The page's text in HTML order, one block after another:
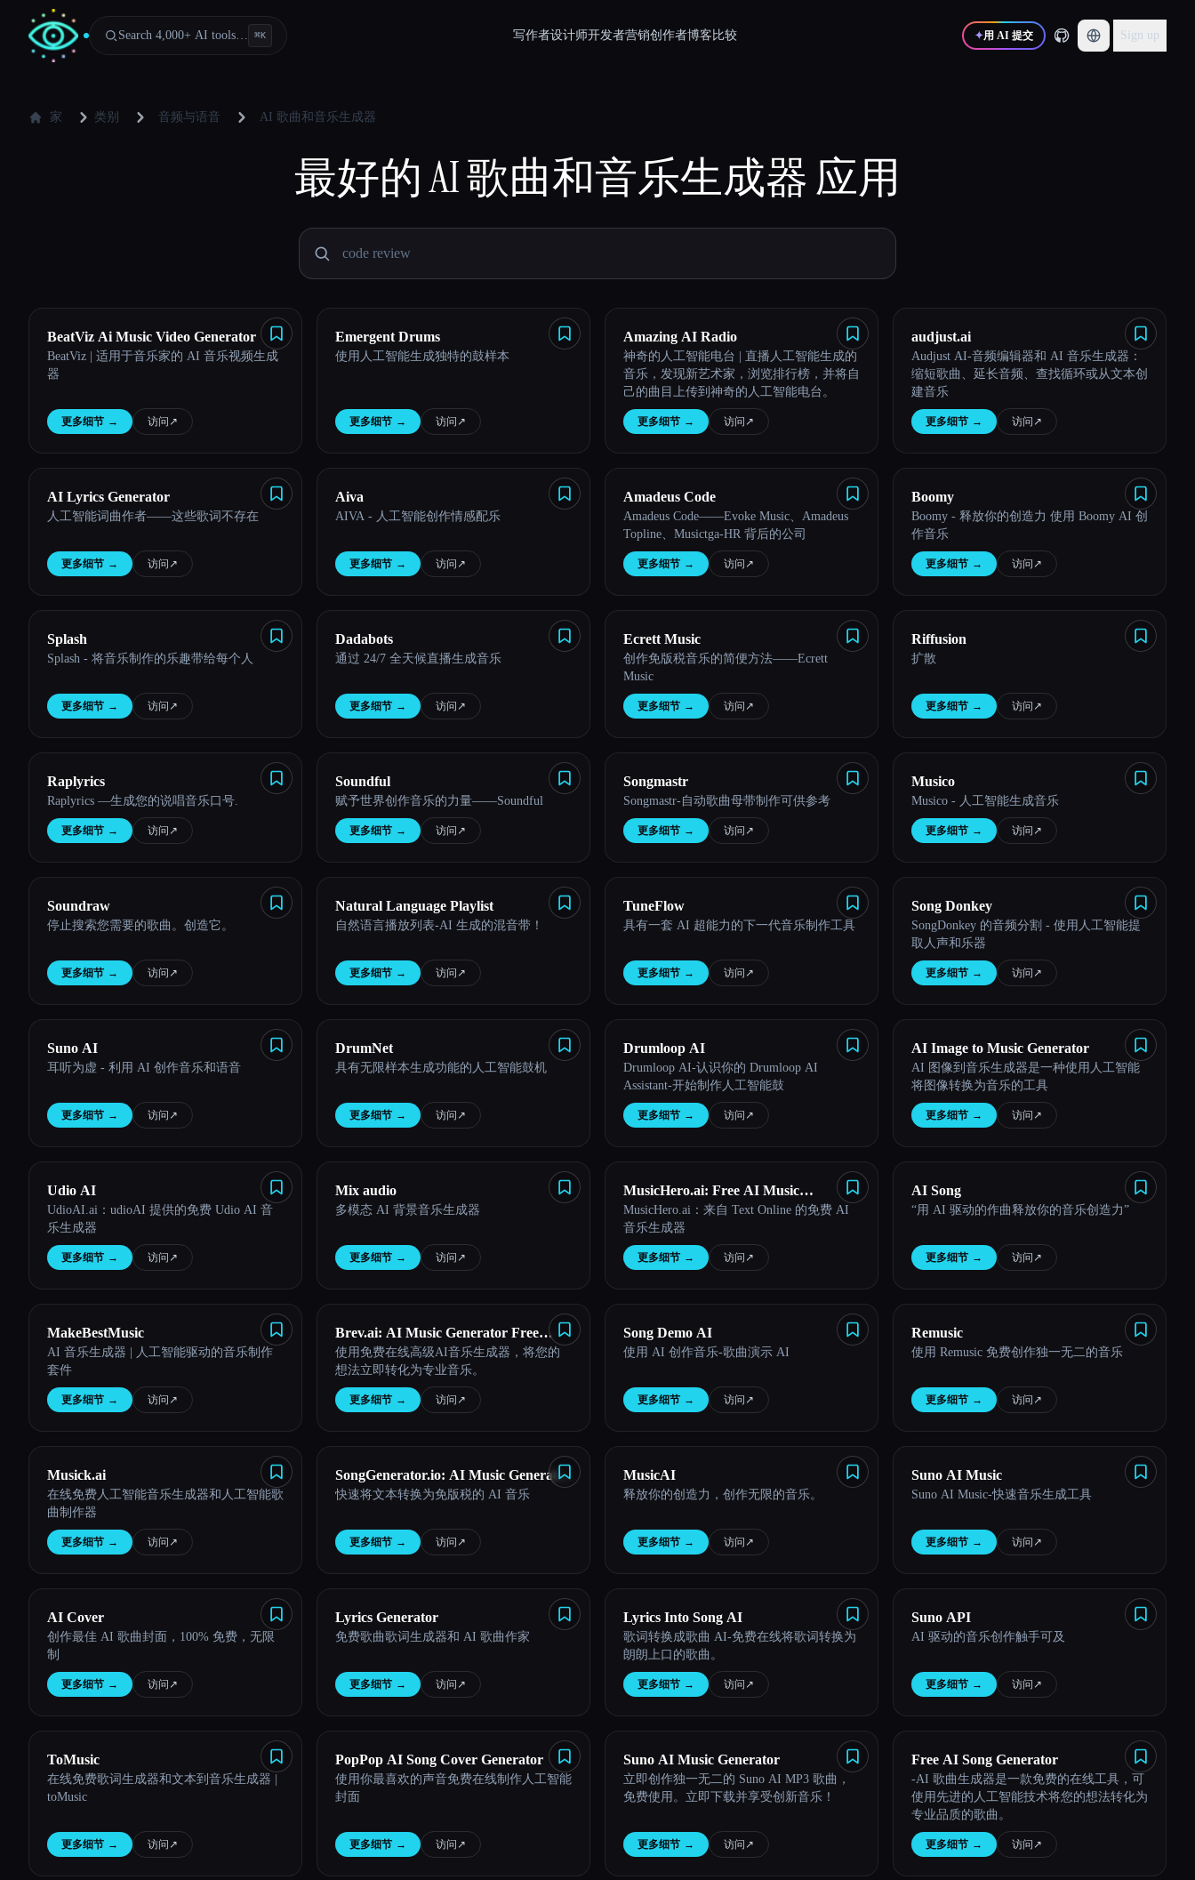
Search 4,000+ AI tools… ⌘K 写作者设计师开发者营销创作者博客 比较 ✦用 AI 提交 Sign up
家 类别 音频与语音 AI 歌曲和音乐生成器
最好的AI 歌曲和音乐生成器应用
BeatViz Ai Music Video Generator
BeatViz | 适用于音乐家的 AI 音乐视频生成
器
更多细节 → 访问 ↗︎
Emergent Drums
使用人工智能生成独特的鼓样本
更多细节 → 访问 ↗︎
Amazing AI Radio
神奇的人工智能电台 | 直播人工智能生成的
音乐，发现新艺术家，浏览排行榜，并将自
己的曲目上传到神奇的人工智能电台。
更多细节 → 访问 ↗︎
audjust.ai
Audjust AI-音频编辑器和 AI 音乐生成器：
缩短歌曲、延长音频、查找循环或从文本创
建音乐
更多细节 → 访问 ↗︎
AI Lyrics Generator
人工智能词曲作者——这些歌词不存在
更多细节 → 访问 ↗︎
Aiva
AIVA - 人工智能创作情感配乐
更多细节 → 访问 ↗︎
Amadeus Code
Amadeus Code——Evoke Music、Amadeus
Topline、Musictga-HR 背后的公司
更多细节 → 访问 ↗︎
Boomy
Boomy - 释放你的创造力 使用 Boomy AI 创
作音乐
更多细节 → 访问 ↗︎
Splash
Splash - 将音乐制作的乐趣带给每个人
更多细节 → 访问 ↗︎
Dadabots
通过 24/7 全天候直播生成音乐
更多细节 → 访问 ↗︎
Ecrett Music
创作免版税音乐的简便方法——Ecrett
Music
更多细节 → 访问 ↗︎
Riffusion
扩散
更多细节 → 访问 ↗︎
Raplyrics
Raplyrics —生成您的说唱音乐口号.
更多细节 → 访问 ↗︎
Soundful
赋予世界创作音乐的力量——Soundful
更多细节 → 访问 ↗︎
Songmastr
Songmastr-自动歌曲母带制作可供参考
更多细节 → 访问 ↗︎
Musico
Musico - 人工智能生成音乐
更多细节 → 访问 ↗︎
Soundraw
停止搜索您需要的歌曲。创造它。
更多细节 → 访问 ↗︎
Natural Language Playlist
自然语言播放列表-AI 生成的混音带！
更多细节 → 访问 ↗︎
TuneFlow
具有一套 AI 超能力的下一代音乐制作工具
更多细节 → 访问 ↗︎
Song Donkey
SongDonkey 的音频分割 - 使用人工智能提
取人声和乐器
更多细节 → 访问 ↗︎
Suno AI
耳听为虚 - 利用 AI 创作音乐和语音
更多细节 → 访问 ↗︎
DrumNet
具有无限样本生成功能的人工智能鼓机
更多细节 → 访问 ↗︎
Drumloop AI
Drumloop AI-认识你的 Drumloop AI
Assistant-开始制作人工智能鼓
更多细节 → 访问 ↗︎
AI Image to Music Generator
AI 图像到音乐生成器是一种使用人工智能
将图像转换为音乐的工具
更多细节 → 访问 ↗︎
Udio AI
UdioAI.ai：udioAI 提供的免费 Udio AI 音
乐生成器
更多细节 → 访问 ↗︎
Mix audio
多模态 AI 背景音乐生成器
更多细节 → 访问 ↗︎
MusicHero.ai: Free AI Music
Generator from Text Online
MusicHero.ai：来自 Text Online 的免费 AI
音乐生成器
更多细节 → 访问 ↗︎
AI Song
“用 AI 驱动的作曲释放你的音乐创造力”
更多细节 → 访问 ↗︎
MakeBestMusic
AI 音乐生成器 | 人工智能驱动的音乐制作
套件
更多细节 → 访问 ↗︎
Brev.ai: AI Music Generator Free
Online
使用免费在线高级AI音乐生成器，将您的
想法立即转化为专业音乐。
更多细节 → 访问 ↗︎
Song Demo AI
使用 AI 创作音乐-歌曲演示 AI
更多细节 → 访问 ↗︎
Remusic
使用 Remusic 免费创作独一无二的音乐
更多细节 → 访问 ↗︎
Musick.ai
在线免费人工智能音乐生成器和人工智能歌
曲制作器
更多细节 → 访问 ↗︎
SongGenerator.io: AI Music Generator
Free Online
快速将文本转换为免版税的 AI 音乐
更多细节 → 访问 ↗︎
MusicAI
释放你的创造力，创作无限的音乐。
更多细节 → 访问 ↗︎
Suno AI Music
Suno AI Music-快速音乐生成工具
更多细节 → 访问 ↗︎
AI Cover
创作最佳 AI 歌曲封面，100% 免费，无限
制
更多细节 → 访问 ↗︎
Lyrics Generator
免费歌曲歌词生成器和 AI 歌曲作家
更多细节 → 访问 ↗︎
Lyrics Into Song AI
歌词转换成歌曲 AI-免费在线将歌词转换为
朗朗上口的歌曲。
更多细节 → 访问 ↗︎
Suno API
AI 驱动的音乐创作触手可及
更多细节 → 访问 ↗︎
ToMusic
在线免费歌词生成器和文本到音乐生成器 |
toMusic
更多细节 → 访问 ↗︎
PopPop AI Song Cover Generator
使用你最喜欢的声音免费在线制作人工智能
封面
更多细节 → 访问 ↗︎
Suno AI Music Generator
立即创作独一无二的 Suno AI MP3 歌曲，
免费使用。立即下载并享受创新音乐！
更多细节 → 访问 ↗︎
Free AI Song Generator
-AI 歌曲生成器是一款免费的在线工具，可
使用先进的人工智能技术将您的想法转化为
专业品质的歌曲。
更多细节 → 访问 ↗︎